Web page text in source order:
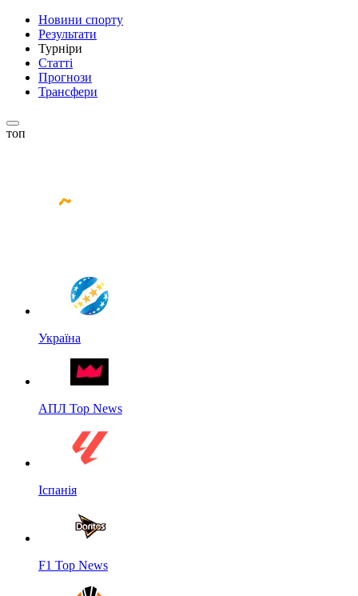
Новини спорту
Результати
Турніри
Статті
Прогнози
Трансфери
топ
Україна
АПЛ Top News
Іспанія
F1 Top News